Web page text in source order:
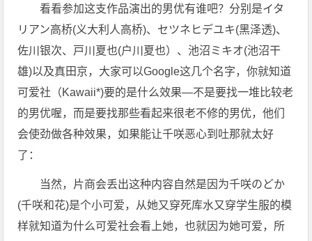
看看参加这支作品演出的男优有谁吧？分别是イタ
リアン高桥(义大利人高桥)、セツネヒデユキ(黑泽透)、
佐川银次、戸川夏也(户川夏也）、池沼ミキオ(池沼干
雄)以及真田京，大家可以Google这几个名字，你就知道
可爱社（Kawaii*)要的是什么效果—不是要找一堆比较老
的男优喔，而是要找那些看起来很老不修的男优，他们
会使劲做各种效果，如果能让千咲恶心到吐那就太好
了：
当然，片商会丢出这种内容自然是因为千咲のどか
(千咲和花)是个小可爱，从她又穿死库水又穿学生服的模
样就知道为什么可爱社会看上她，也就因为她可爱，所